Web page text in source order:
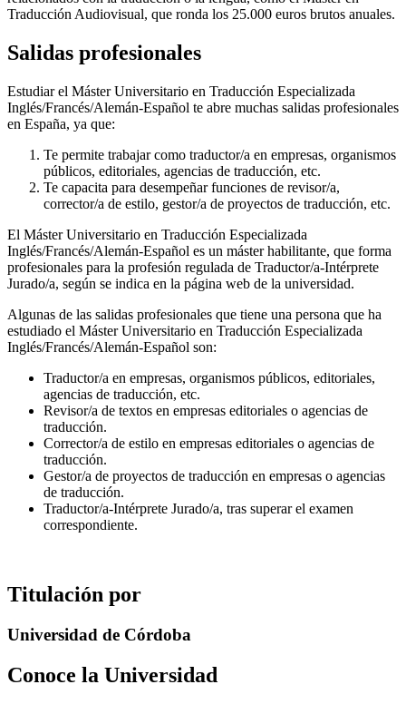
Traducción Audiovisual, que ronda los 25.000 euros brutos anuales.
Salidas profesionales
Estudiar el Máster Universitario en Traducción Especializada
Inglés/Francés/Alemán-Español te abre muchas salidas profesionales
en España, ya que:
Te permite trabajar como traductor/a en empresas, organismos
públicos, editoriales, agencias de traducción, etc.
Te capacita para desempeñar funciones de revisor/a,
corrector/a de estilo, gestor/a de proyectos de traducción, etc.
El Máster Universitario en Traducción Especializada
Inglés/Francés/Alemán-Español es un máster habilitante, que forma
profesionales para la profesión regulada de Traductor/a-Intérprete
Jurado/a, según se indica en la página web de la universidad.
Algunas de las salidas profesionales que tiene una persona que ha
estudiado el Máster Universitario en Traducción Especializada
Inglés/Francés/Alemán-Español son:
Traductor/a en empresas, organismos públicos, editoriales,
agencias de traducción, etc.
Revisor/a de textos en empresas editoriales o agencias de
traducción.
Corrector/a de estilo en empresas editoriales o agencias de
traducción.
Gestor/a de proyectos de traducción en empresas o agencias
de traducción.
Traductor/a-Intérprete Jurado/a, tras superar el examen
correspondiente.
Titulación por
Universidad de Córdoba
Conoce la Universidad